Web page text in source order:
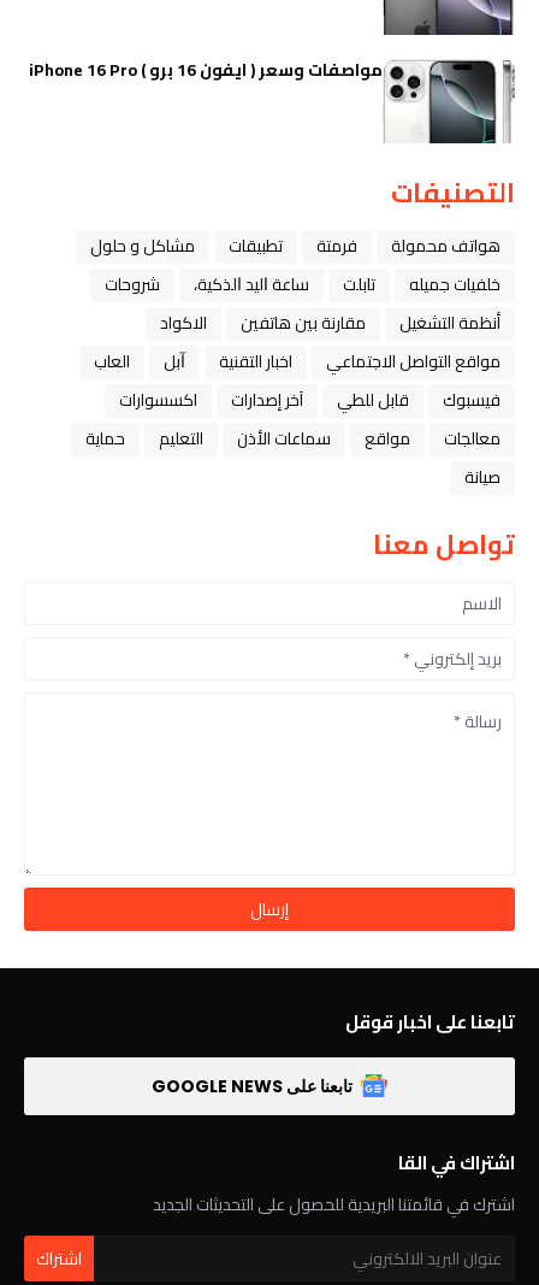
مواصفات وسعر ( ايفون 16 برو ) iPhone 16 Pro
التصنيفات
هواتف محمولة فرمتة تطبيقات
مشاكل و حلول
خلفيات جميله
تابلت ﺳﺎﻋﺔ ﺍﻟﻴﺪ ﺍﻟﺬﻛﻴﺔ،
شروحات
أنظمة التشغيل
مقارنة بين هاتفين
الاكواد
مواقع التواصل الاجتماعي
اخبار التقنية ﺁﺑﻞ
العاب
فيسبوك
قابل للطي آخر إصدارات
اكسسوارات
معالجات
مواقع سماعات الأذن التعليم
حماية
صيانة
تواصل معنا
تابعنا على اخبار قوقل
تابعنا على GOOGLE NEWS
اشتراك في القا
اشترك في قائمتنا البريدية للحصول على التحديثات الجديد